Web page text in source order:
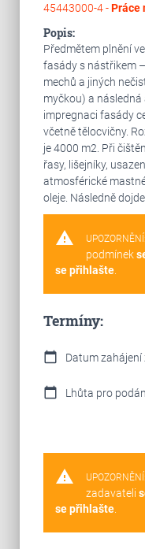
45443000-4 -Práce
Popis:
Předmětem plnění
fasády s nástřikem
mechů a jiných
myčkou) a
impregnaci fasády
včetně tělocvičny.
je 4000 m2. Při
řasy, lišejníky,
atmosférické
oleje. Následně
warning UPOZORNĚNÍ:
podmínek
se přihlašte.
Termíny:
calendar_today Datum zahájení
calendar_today Lhůta pro
warning UPOZORNĚNÍ:
zadavateli
se přihlašte.